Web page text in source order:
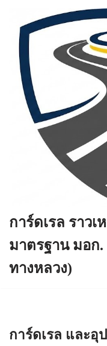
Skip
content
การ์ดเรล ราว
มาตรฐาน มอก.
ทางหลวง)
การ์ดเรล และอุ